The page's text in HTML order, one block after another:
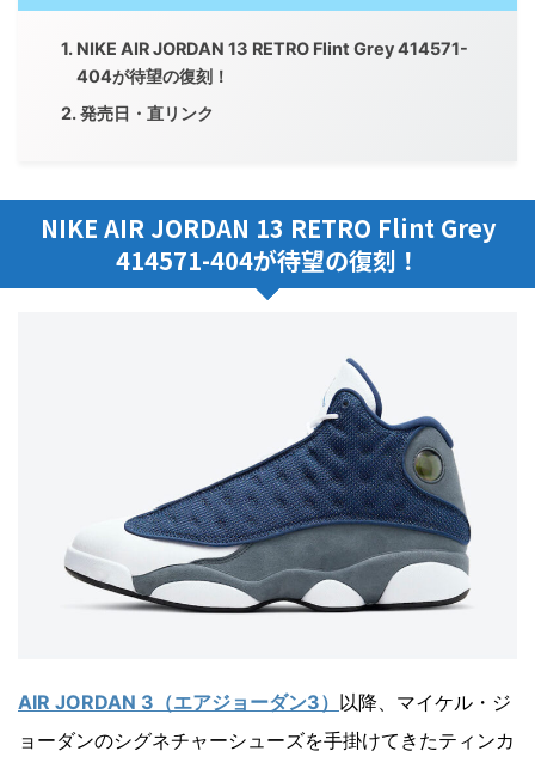
NIKE AIR JORDAN 13 RETRO Flint Grey 414571-
404が待望の復刻！
発売日・直リンク
NIKE AIR JORDAN 13 RETRO Flint Grey
414571-404が待望の復刻！
AIR JORDAN 3（エアジョーダン3） 以降、マイケル・ジ
ョーダンのシグネチャーシューズを手掛けてきたティンカ